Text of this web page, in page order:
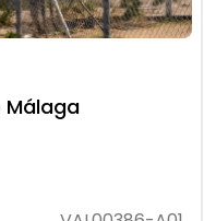
Málaga